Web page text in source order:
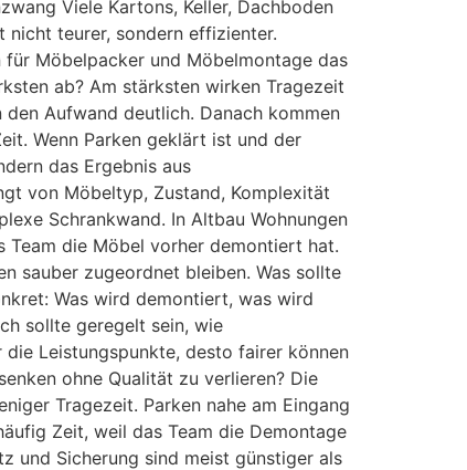
Viele Kartons, Keller, Dachboden
nicht teurer, sondern effizienter.
für Möbelpacker und Möbelmontage das
ab? Am stärksten wirken Tragezeit
Aufwand deutlich. Danach kommen
Wenn Parken geklärt ist und der
das Ergebnis aus
von Möbeltyp, Zustand, Komplexität
Schrankwand. In Altbau Wohnungen
Team die Möbel vorher demontiert hat.
sauber zugeordnet bleiben. Was sollte
Was wird demontiert, was wird
sollte geregelt sein, wie
Leistungspunkte, desto fairer können
ohne Qualität zu verlieren? Die
Tragezeit. Parken nahe am Eingang
Zeit, weil das Team die Demontage
und Sicherung sind meist günstiger als